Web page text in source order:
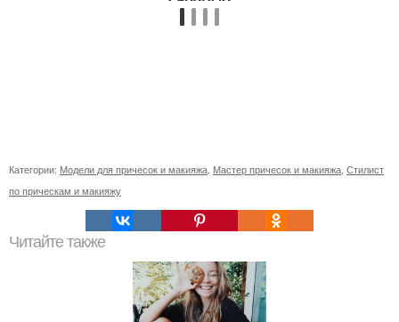
Категории: Модели для причесок и макияжа Мастер причесок и макияжа Стилист
по прическам и макияжу
Читайте также